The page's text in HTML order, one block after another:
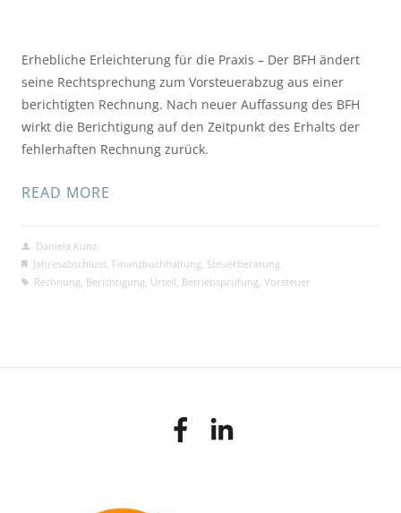
Erhebliche Erleichterung für die Praxis – Der BFH ändert
seine Rechtsprechung zum Vorsteuerabzug aus einer
berichtigten Rechnung. Nach neuer Auffassung des BFH
wirkt die Berichtigung auf den Zeitpunkt des Erhalts der
fehlerhaften Rechnung zurück.
READ MORE
Daniela Kunz
Jahresabschluss, Finanzbuchhaltung Steuerberatung
Rechnung Berichtigung Urteil Betriebsprüfung Vorsteuer